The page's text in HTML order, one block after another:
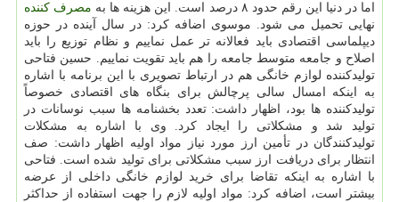
اما در دنیا این رقم حدود ۸ درصد است. این هزینه ها به
مصرف كننده
نهایی تحمیل می شود. موسوی اضافه كرد: در سال آینده در حوزه
دیپلماسی اقتصادی باید فعالانه تر عمل نماییم و نظام توزیع را باید
اصلاح و جامعه متوسط جامعه را هم باید تقویت نماییم. حسین فتاحی
تولیدكننده لوازم خانگی هم در ارتباط تصویری با این برنامه با اشاره
به اینكه امسال سالی پرچالش برای بنگاه های اقتصادی خصوصاً
تولیدكننده ها بود، اظهار داشت: تعدد بخشنامه ها سبب نوسانات در
تولید شد و مشكلاتی را ایجاد كرد. وی با اشاره به مشكلات
تولیدكنندگان در تأمین ارز مورد نیاز مواد اولیه اظهار داشت: صف
انتظار برای دریافت ارز سبب مشكلاتی برای تولید شده است. فتاحی
با اشاره به اینكه تقاضا برای خرید لوازم خانگی داخلی از عرضه
بیشتر است، اضافه كرد: مواد اولیه لازم را جهت استفاده از حداكثر